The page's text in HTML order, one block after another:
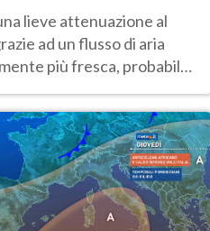
lieve attenuazione al
ad un flusso di aria
più fresca, probabile
entro Ferragosto